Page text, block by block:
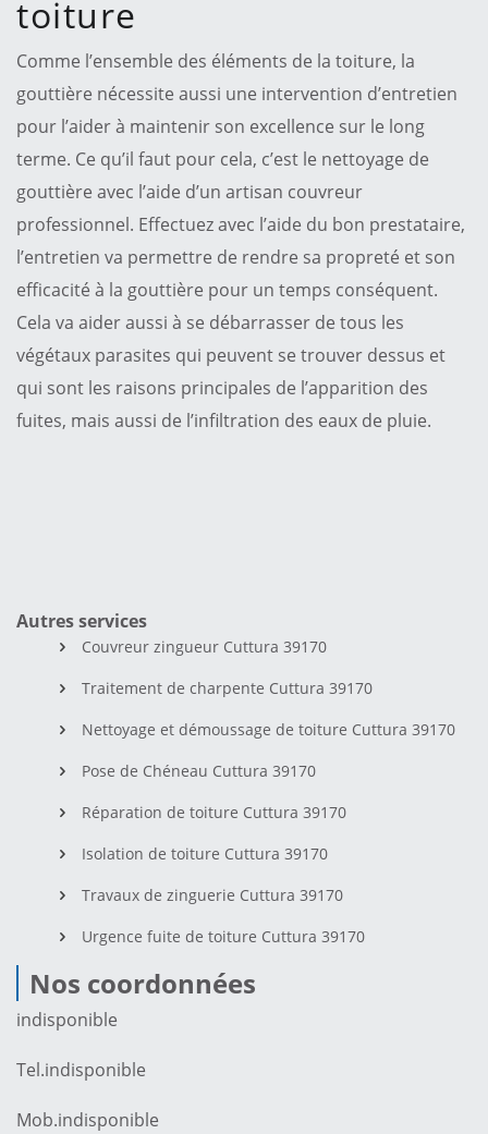
toiture
Comme l’ensemble des éléments de la toiture, la
gouttière nécessite aussi une intervention d’entretien
pour l’aider à maintenir son excellence sur le long
terme. Ce qu’il faut pour cela, c’est le nettoyage de
gouttière avec l’aide d’un artisan couvreur
professionnel. Effectuez avec l’aide du bon prestataire,
l’entretien va permettre de rendre sa propreté et son
efficacité à la gouttière pour un temps conséquent.
Cela va aider aussi à se débarrasser de tous les
végétaux parasites qui peuvent se trouver dessus et
qui sont les raisons principales de l’apparition des
fuites, mais aussi de l’infiltration des eaux de pluie.
Autres services
Couvreur zingueur Cuttura 39170
Traitement de charpente Cuttura 39170
Nettoyage et démoussage de toiture Cuttura 39170
Pose de Chéneau Cuttura 39170
Réparation de toiture Cuttura 39170
Isolation de toiture Cuttura 39170
Travaux de zinguerie Cuttura 39170
Urgence fuite de toiture Cuttura 39170
Nos coordonnées
indisponible
Tel.indisponible
Mob.indisponible